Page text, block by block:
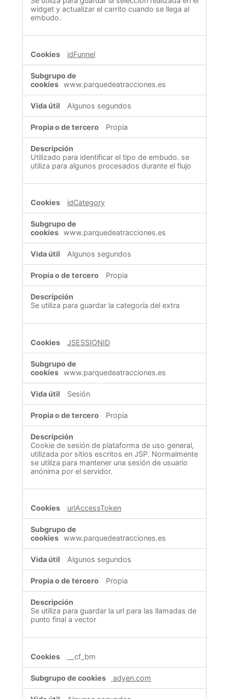
widget y actualizar el carrito cuando se llega al
embudo.
idFunnel
www.parquedeatracciones.es
Algunos segundos
Propia
Utilizado para identificar el tipo de embudo. se
utiliza para algunos procesados durante el flujo
idCategory
www.parquedeatracciones.es
Algunos segundos
Propia
Se utiliza para guardar la categoría del extra
JSESSIONID
www.parquedeatracciones.es
Sesión
Propia
Cookie de sesión de plataforma de uso general,
utilizada por sitios escritos en JSP. Normalmente
se utiliza para mantener una sesión de usuario
anónima por el servidor.
urlAccessToken
www.parquedeatracciones.es
Algunos segundos
Propia
Se utiliza para guardar la url para las llamadas de
punto final a vector
__cf_bm
adyen.com